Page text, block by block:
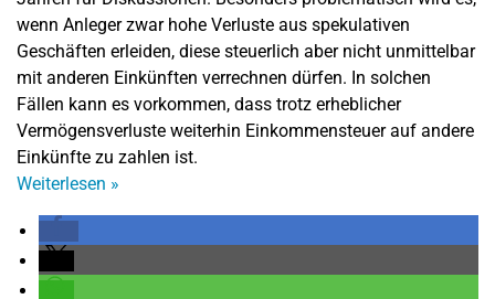
wenn Anleger zwar hohe Verluste aus spekulativen
Geschäften erleiden, diese steuerlich aber nicht unmittelbar
mit anderen Einkünften verrechnen dürfen. In solchen
Fällen kann es vorkommen, dass trotz erheblicher
Vermögensverluste weiterhin Einkommensteuer auf andere
Einkünfte zu zahlen ist.
Weiterlesen »